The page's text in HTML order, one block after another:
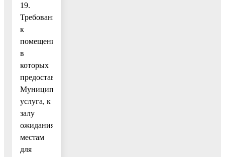
19.
Требования
к
помещениям,
в
которых
предоставляется
Муниципальная
услуга, к
залу
ожидания,
местам
для